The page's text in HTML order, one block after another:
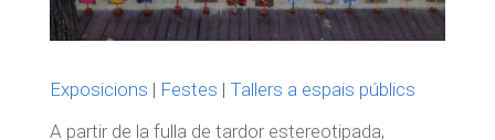
Exposicions | Festes | Tallers a espais públics
A partir de la fulla de tardor estereotipada,